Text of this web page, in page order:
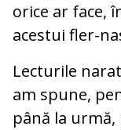
orice ar face,
acestui fler-
Lecturile
am spune,
până la